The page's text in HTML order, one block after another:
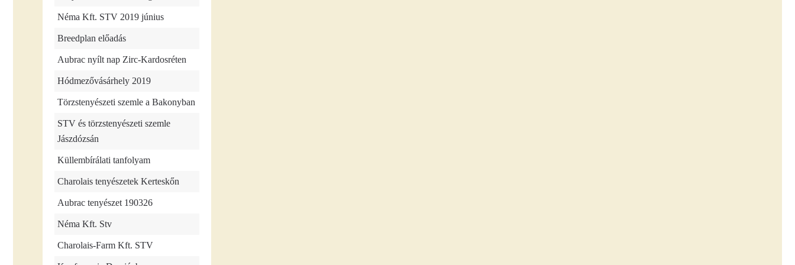
Néma Kft. STV 2019 június
Breedplan előadás
Aubrac nyílt nap Zirc-Kardosréten
Hódmezővásárhely 2019
Törzstenyészeti szemle a Bakonyban
STV és törzstenyészeti szemle
Jászdózsán
Küllembírálati tanfolyam
Charolais tenyészetek Kerteskőn
Aubrac tenyészet 190326
Néma Kft. Stv
Charolais-Farm Kft. STV